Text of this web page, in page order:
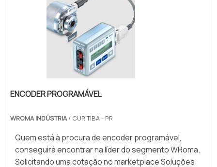
ENCODER PROGRAMÁVEL
WROMA INDÚSTRIA/ CURITIBA - PR
Quem está à procura de encoder programável,
conseguirá encontrar na líder do segmento WRoma.
Solicitando uma cotação no marketplace Soluções